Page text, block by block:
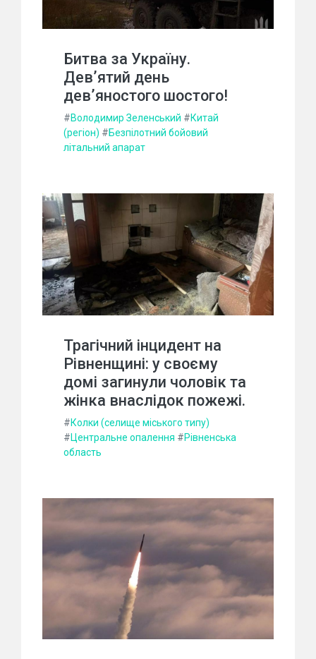
Битва за Україну.
Дев’ятий день
дев’яностого шостого!
#Володимир Зеленський #Китай
(регіон) #Безпілотний бойовий
літальний апарат
Трагічний інцидент на
Рівненщині: у своєму
домі загинули чоловік та
жінка внаслідок пожежі.
#Колки (селище міського типу)
#Центральне опалення #Рівненська
область